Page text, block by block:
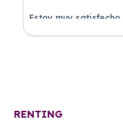
Estoy muy
Renting. El coche
RENTING